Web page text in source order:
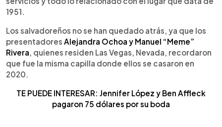
1951.
Los salvadoreños no se han quedado atrás, ya que los
presentadores Alejandra Ochoa y Manuel “Meme”
Rivera, quienes residen Las Vegas, Nevada, recordaron
que fue la misma capilla donde ellos se casaron en
2020.
TE PUEDE INTERESAR: Jennifer López y Ben Affleck
pagaron 75 dólares por su boda